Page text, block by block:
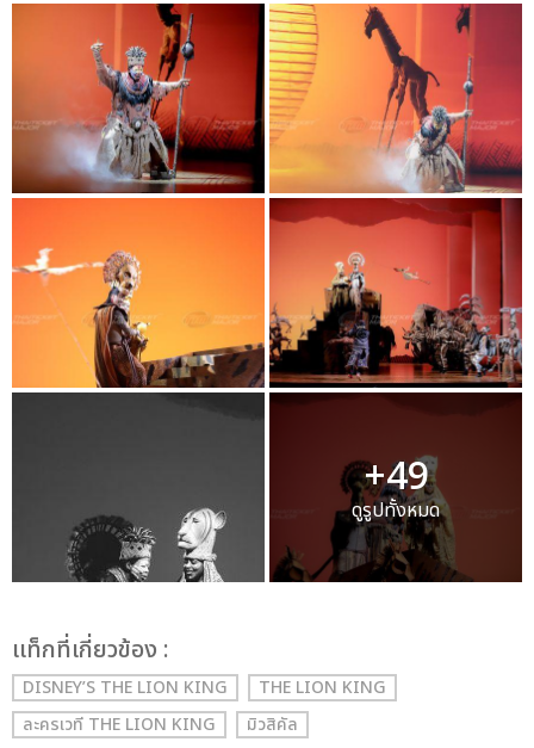
+49
ดูรูปทั้งหมด
เเท็กที่เกี่ยวข้อง :
DISNEY’S THE LION KING
THE LION KING
ละครเวที THE LION KING
มิวสิคัล